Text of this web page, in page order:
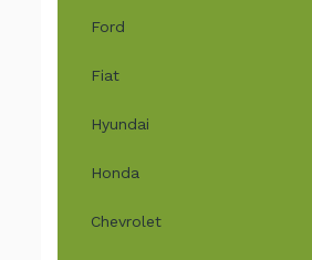
Ford
Fiat
Hyundai
Honda
Chevrolet